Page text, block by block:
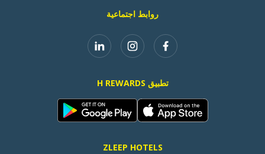
روابط اجتماعية
تطبيق H REWARDS
ZLEEP HOTELS